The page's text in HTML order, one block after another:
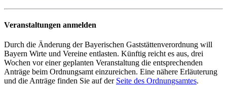
Veranstaltungen anmelden
Durch die Änderung der Bayerischen Gaststättenverordnung will
Bayern Wirte und Vereine entlasten. Künftig reicht es aus, drei
Wochen vor einer geplanten Veranstaltung die entsprechenden
Anträge beim Ordnungsamt einzureichen. Eine nähere Erläuterung
und die Anträge finden Sie auf der Seite des Ordnungsamtes.